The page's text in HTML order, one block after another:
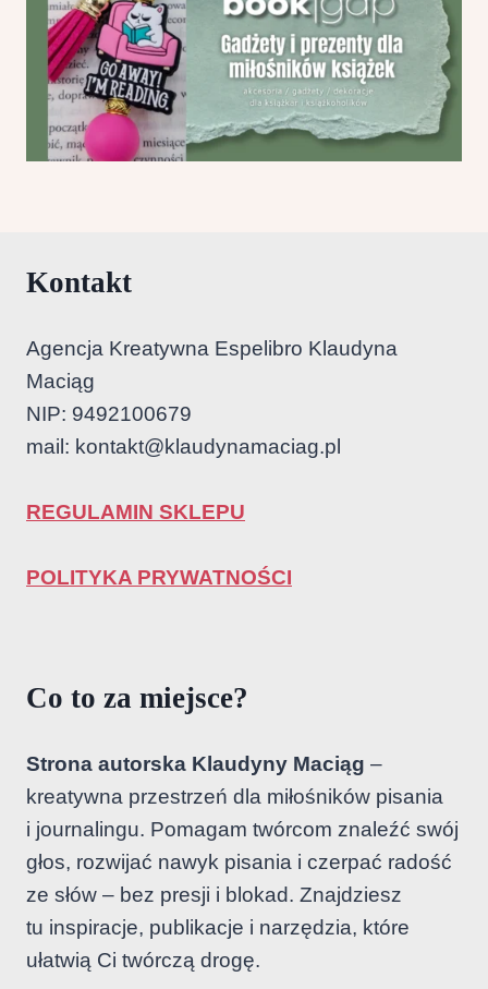
Kontakt
Agencja Kreatywna Espelibro Klaudyna
Maciąg
NIP: 9492100679
mail: kontakt@klaudynamaciag.pl
REGULAMIN SKLEPU
POLITYKA PRYWATNOŚCI
Co to za miejsce?
Strona autorska Klaudyny Maciąg –
kreatywna przestrzeń dla miłośników pisania
i journalingu. Pomagam twórcom znaleźć swój
głos, rozwijać nawyk pisania i czerpać radość
ze słów – bez presji i blokad. Znajdziesz
tu inspiracje, publikacje i narzędzia, które
ułatwią Ci twórczą drogę.